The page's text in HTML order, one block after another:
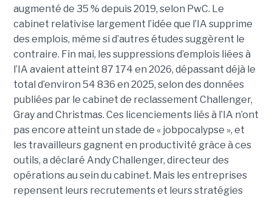
augmenté de 35 % depuis 2019, selon PwC. Le
cabinet relativise largement l’idée que l’IA supprime
des emplois, même si d’autres études suggèrent le
contraire. Fin mai, les suppressions d’emplois liées à
l’IA avaient atteint 87 174 en 2026, dépassant déjà le
total d’environ 54 836 en 2025, selon des données
publiées par le cabinet de reclassement Challenger,
Gray and Christmas. Ces licenciements liés à l’IA n’ont
pas encore atteint un stade de « jobpocalypse », et
les travailleurs gagnent en productivité grâce à ces
outils, a déclaré Andy Challenger, directeur des
opérations au sein du cabinet. Mais les entreprises
repensent leurs recrutements et leurs stratégies